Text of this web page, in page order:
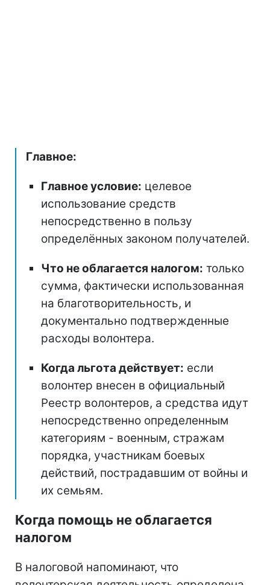
Главное:
Главное условие: целевое
использование средств
непосредственно в пользу
определённых законом получателей.
Что не облагается налогом: только
сумма, фактически использованная
на благотворительность, и
документально подтвержденные
расходы волонтера.
Когда льгота действует: если
волонтер внесен в официальный
Реестр волонтеров, а средства идут
непосредственно определенным
категориям - военным, стражам
порядка, участникам боевых
действий, пострадавшим от войны и
их семьям.
Когда помощь не облагается
налогом
В налоговой напоминают, что